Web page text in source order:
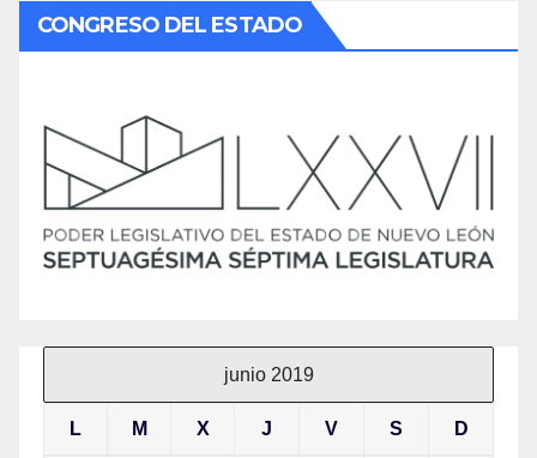
CONGRESO DEL ESTADO
junio 2019
L M X J V S D